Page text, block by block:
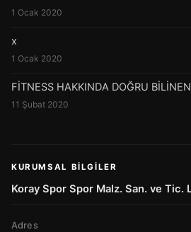
1 Ocak 2020
x
1 Ocak 2020
FİTNESS HAKKINDA DOĞRU
11 Şubat 2020
KURUMSAL BILGILER
Koray Spor Spor Malz. San. ve Tic.
Adres